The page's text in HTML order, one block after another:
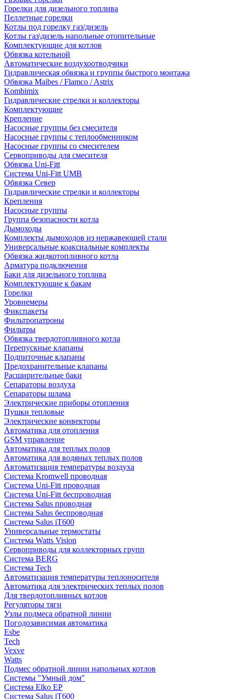
Горелки для дизельного топлива
Пеллетные горелки
Котлы под горелку газ/дизель
Котлы газ\дизель напольные отопительные
Комплектующие для котлов
Обвязка котельной
Автоматические воздухоотводчики
Гидравлическая обвязка и группы быстрого монтажа
Обвязка Maibes / Flamco / Astrix
Kombimix
Гидравлические стрелки и коллекторы
Комплектующие
Крепление
Насосные группы без смесителя
Насосные группы с теплообменником
Насосные группы со смесителем
Сервоприводы для смесителя
Обвязка Uni-Fitt
Система Uni-Fitt UMB
Обвязка Север
Гидравлические стрелки и коллекторы
Крепления
Насосные группы
Группа безопасности котла
Дымоходы
Комплекты дымоходов из нержавеющей стали
Универсальные коаксиальные комплекты
Обвязка жидкотопливного котла
Арматура подключения
Баки для дизельного топлива
Комплектующие к бакам
Горелки
Уровнемеры
Фикспакеты
Фильтропатроны
Фильтры
Обвязка твердотопливного котла
Перепускные клапаны
Подпиточные клапаны
Предохранительные клапаны
Расширительные баки
Сепараторы воздуха
Сепараторы шлама
Электрические приборы отопления
Пушки тепловые
Электрические конвекторы
Автоматика для отопления
GSM управление
Автоматика для теплых полов
Автоматика для водяных теплых полов
Автоматизация температуры воздуха
Система Kromwell проводная
Система Uni-Fitt проводная
Система Uni-Fitt беспроводная
Система Salus проводная
Система Salus беспроводная
Система Salus iT600
Универсальные термостаты
Система Watts Vision
Сервоприводы для коллекторных групп
Система BERG
Система Tech
Автоматизация температуры теплоносителя
Автоматика для электрических теплых полов
Для твердотопливных котлов
Регуляторы тяги
Узлы подмеса обратной линии
Погодозависимая автоматика
Esbe
Tech
Vexve
Watts
Подмес обратной линии напольных котлов
Системы "Умный дом"
Система Elko EP
Система Salus iT600